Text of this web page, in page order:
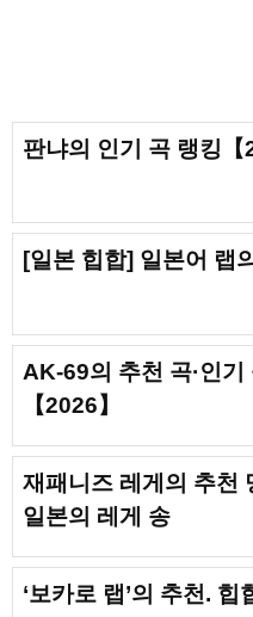
판냐의 인기 곡 랭킹【
[일본 힙합] 일본어 랩
AK-69의 추천 곡·인기
【2026】
재패니즈 레게의 추천
일본의 레게 송
‘보카로 랩’의 추천.